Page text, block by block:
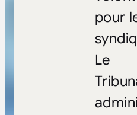
pour
Le